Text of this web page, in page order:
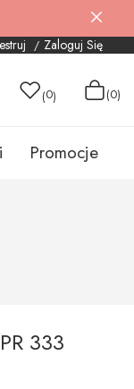
Zaloguj Się
(0) (0)
Promocje
333